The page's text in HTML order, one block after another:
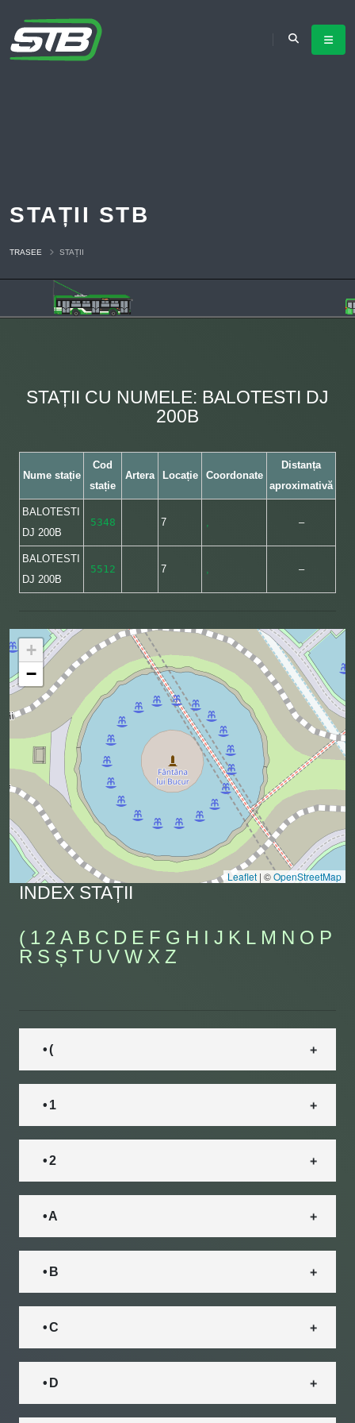
STAȚII STB
TRASEE STAȚII
STAȚII CU NUMELE: BALOTESTI DJ
200B
Nume stație
Cod
stație
Artera Locație Coordonate
Distanța
aproximativă
BALOTESTI
DJ 200B
5348 7 , –
BALOTESTI
DJ 200B
5512 7 , –
+
−
Leaflet | ©OpenStreetMap
INDEX STAȚII
( 1 2 A B C D E F G H I J K L M N O P
R S Ș T U V W X Z
• (
• 1
• 2
• A
• B
• C
• D